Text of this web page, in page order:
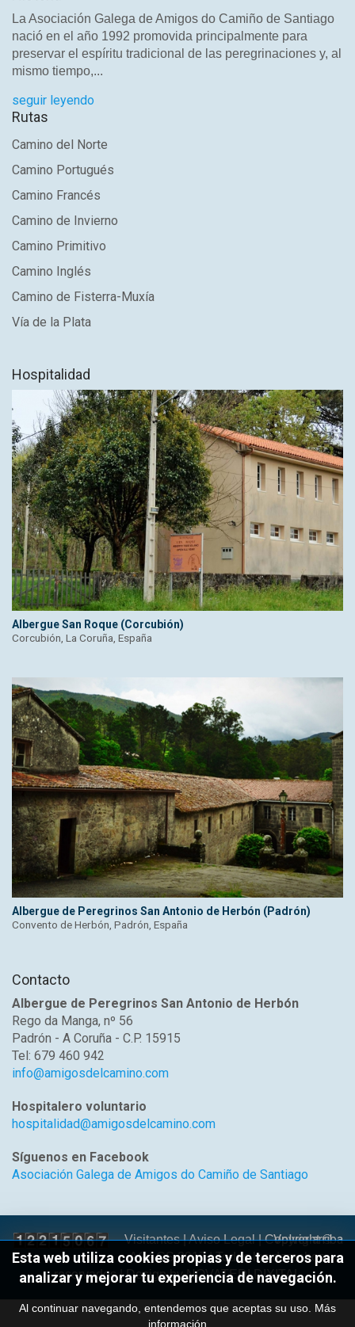
La Asociación Galega de Amigos do Camiño de Santiago
nació en el año 1992 promovida principalmente para
preservar el espíritu tradicional de las peregrinaciones y, al
mismo tiempo,...
seguir leyendo
Rutas
Camino del Norte
Camino Portugués
Camino Francés
Camino de Invierno
Camino Primitivo
Camino Inglés
Camino de Fisterra-Muxía
Vía de la Plata
Hospitalidad
Albergue San Roque (Corcubión)
Corcubión, La Coruña, España
Albergue de Peregrinos San Antonio de Herbón (Padrón)
Convento de Herbón, Padrón, España
Contacto
Albergue de Peregrinos San Antonio de Herbón
Rego da Manga, nº 56
Padrón - A Coruña - C.P. 15915
Tel: 679 460 942
info@amigosdelcamino.com
Hospitalero voluntario
hospitalidad@amigosdelcamino.com
Síguenos en Facebook
Asociación Galega de Amigos do Camiño de Santiago
Volver arriba
Visitantes |Aviso Legal| Copyright ©
AGACS 2017 | Todos los derechos
reservados | Design byNOVATEDI DIXITAL
Esta web utiliza cookies propias y de terceros para
analizar y mejorar tu experiencia de navegación.
Al continuar navegando, entendemos que aceptas su uso. Más
información